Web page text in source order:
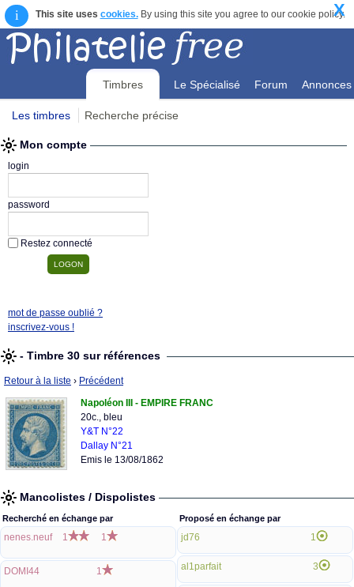
i This site uses cookies.By using this site you agree to our cookie policy.
X
Timbres Le Spécialisé Forum Annonces
Les timbres Recherche précise
Mon compte
login
password
Restez connecté
mot de passe oublié ?
inscrivez-vous !
- Timbre 30 sur références
Retour à la liste › Précédent
Napoléon III - EMPIRE FRANC
20c., bleu
Y&T N°22
Dallay N°21
Emis le 13/08/1862
Mancolistes / Dispolistes
Recherché en échange par
nenes.neuf 1 1
DOMI44 1
Proposé en échange par
jd76 1
al1parfait 3